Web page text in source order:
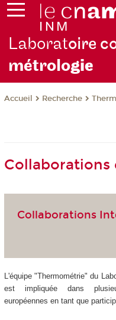
Laboratoire
métrologie
Accueil Recherche
Collaborations
L'équipe "Thermométrie" du
est impliquée dans
européennes en tant que